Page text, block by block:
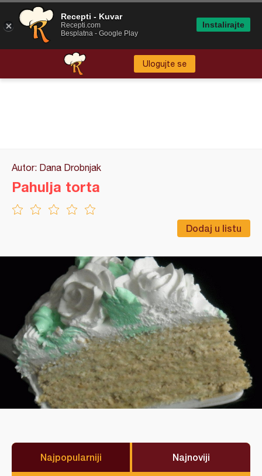
Ulogujte se
Autor: Dana Drobnjak
Dodaj u listu
Pahulja torta
Najpopularniji Najnoviji
Recepti - Kuvar
Recepti.com
Besplatna - Google Play
Instalirajte